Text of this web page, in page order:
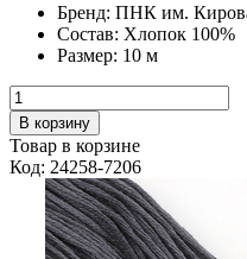
Бренд: ПНК им.
Состав: Хлопок 100%
Размер: 10 м
В корзину
Товар в корзине
Код: 24258-7206